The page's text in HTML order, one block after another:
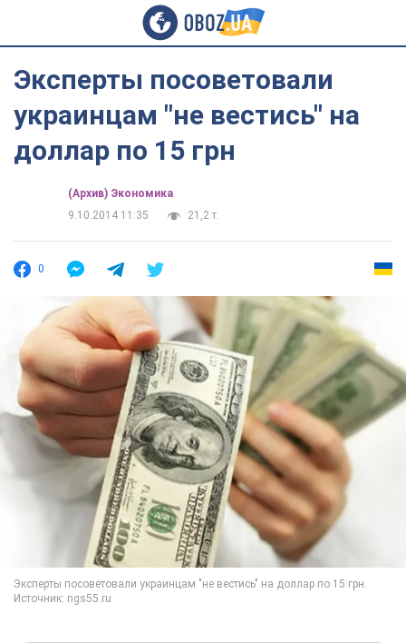
Эксперты посоветовали
украинцам "не вестись" на
доллар по 15 грн
(Архив) Экономика
9.10.2014 11:35
21,2 т.
0